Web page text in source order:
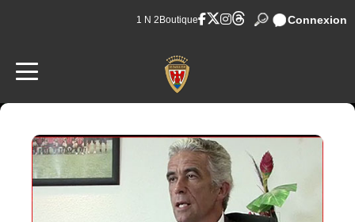
1 N 2 Boutique Connexion